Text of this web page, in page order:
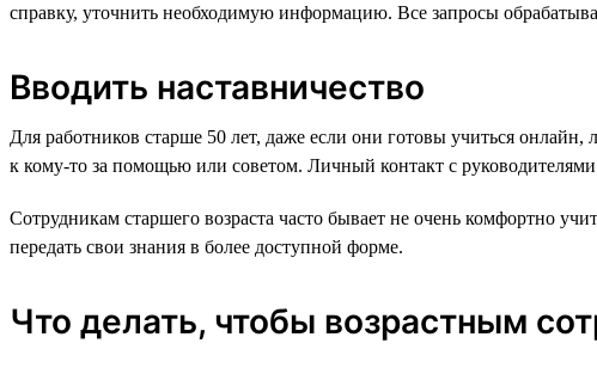
справку, уточнить необходимую информацию. Все запросы
Вводить наставничество
Для работников старше 50 лет, даже если они готовы учиться
к кому-то за помощью или советом. Личный контакт с
Сотрудникам старшего возраста часто бывает не очень комфортно
передать свои знания в более доступной форме.
Что делать, чтобы возрастным